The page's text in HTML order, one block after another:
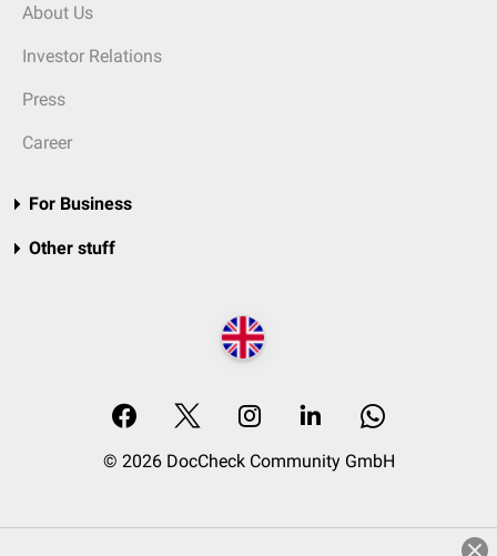
About Us
Investor Relations
Press
Career
For Business
Other stuff
© 2026 DocCheck Community GmbH